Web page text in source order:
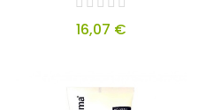
16,07 €